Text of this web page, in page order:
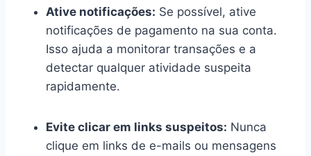
Ative notificações: Se possível, ative
notificações de pagamento na sua conta.
Isso ajuda a monitorar transações e a
detectar qualquer atividade suspeita
rapidamente.
Evite clicar em links suspeitos: Nunca
clique em links de e-mails ou mensagens